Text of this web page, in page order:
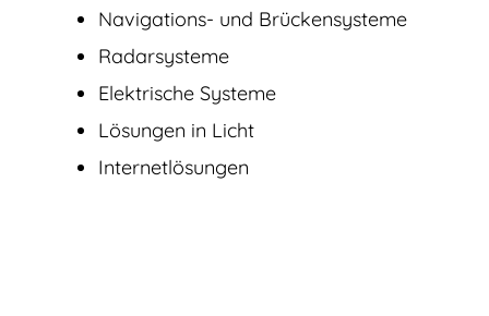
Navigations- und Brückensysteme
Radarsysteme
Elektrische Systeme
Lösungen in Licht
Internetlösungen